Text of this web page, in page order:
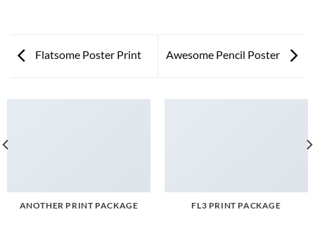
Flatsome Poster Print Awesome Pencil Poster
ANOTHER PRINT PACKAGE FL3 PRINT PACKAGE